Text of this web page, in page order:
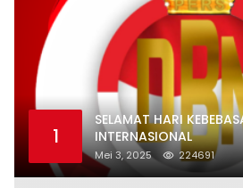
1
SELAMAT HARI
INTERNASIONAL
Mei 3, 2025 224691